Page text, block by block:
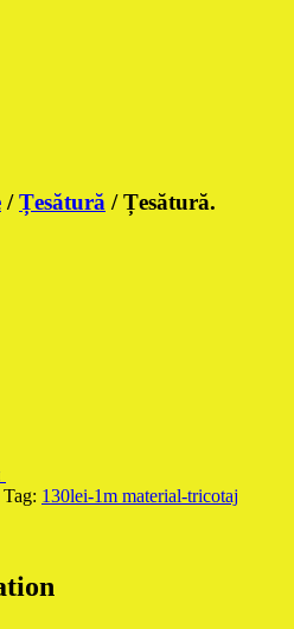
/Țesătură / Țesătură.
Tag: 130lei-1m material-tricotaj